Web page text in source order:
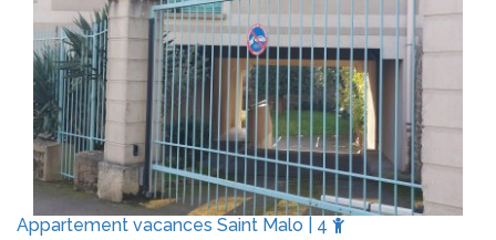
Appartement vacances Saint Malo | 4